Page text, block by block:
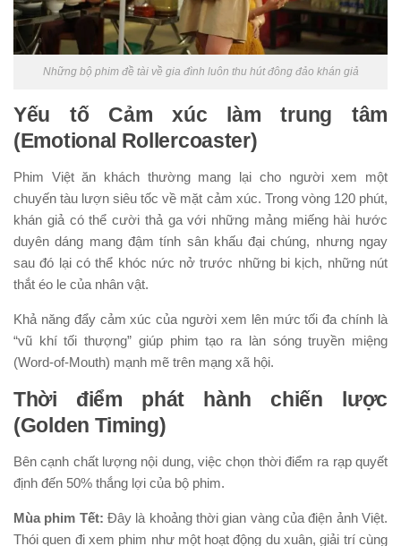
Những bộ phim đề tài về gia đình luôn thu hút đông đảo khán giả
Yếu tố Cảm xúc làm trung tâm
(Emotional Rollercoaster)
Phim Việt ăn khách thường mang lại cho người xem một
chuyến tàu lượn siêu tốc về mặt cảm xúc. Trong vòng 120 phút,
khán giả có thể cười thả ga với những mảng miếng hài hước
duyên dáng mang đậm tính sân khấu đại chúng, nhưng ngay
sau đó lại có thể khóc nức nở trước những bi kịch, những nút
thắt éo le của nhân vật.
Khả năng đẩy cảm xúc của người xem lên mức tối đa chính là
“vũ khí tối thượng” giúp phim tạo ra làn sóng truyền miệng
(Word-of-Mouth) mạnh mẽ trên mạng xã hội.
Thời điểm phát hành chiến lược
(Golden Timing)
Bên cạnh chất lượng nội dung, việc chọn thời điểm ra rạp quyết
định đến 50% thắng lợi của bộ phim.
Mùa phim Tết: Đây là khoảng thời gian vàng của điện ảnh Việt.
Thói quen đi xem phim như một hoạt động du xuân, giải trí cùng